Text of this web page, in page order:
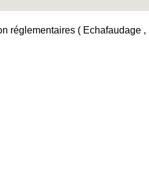
réglementaires (